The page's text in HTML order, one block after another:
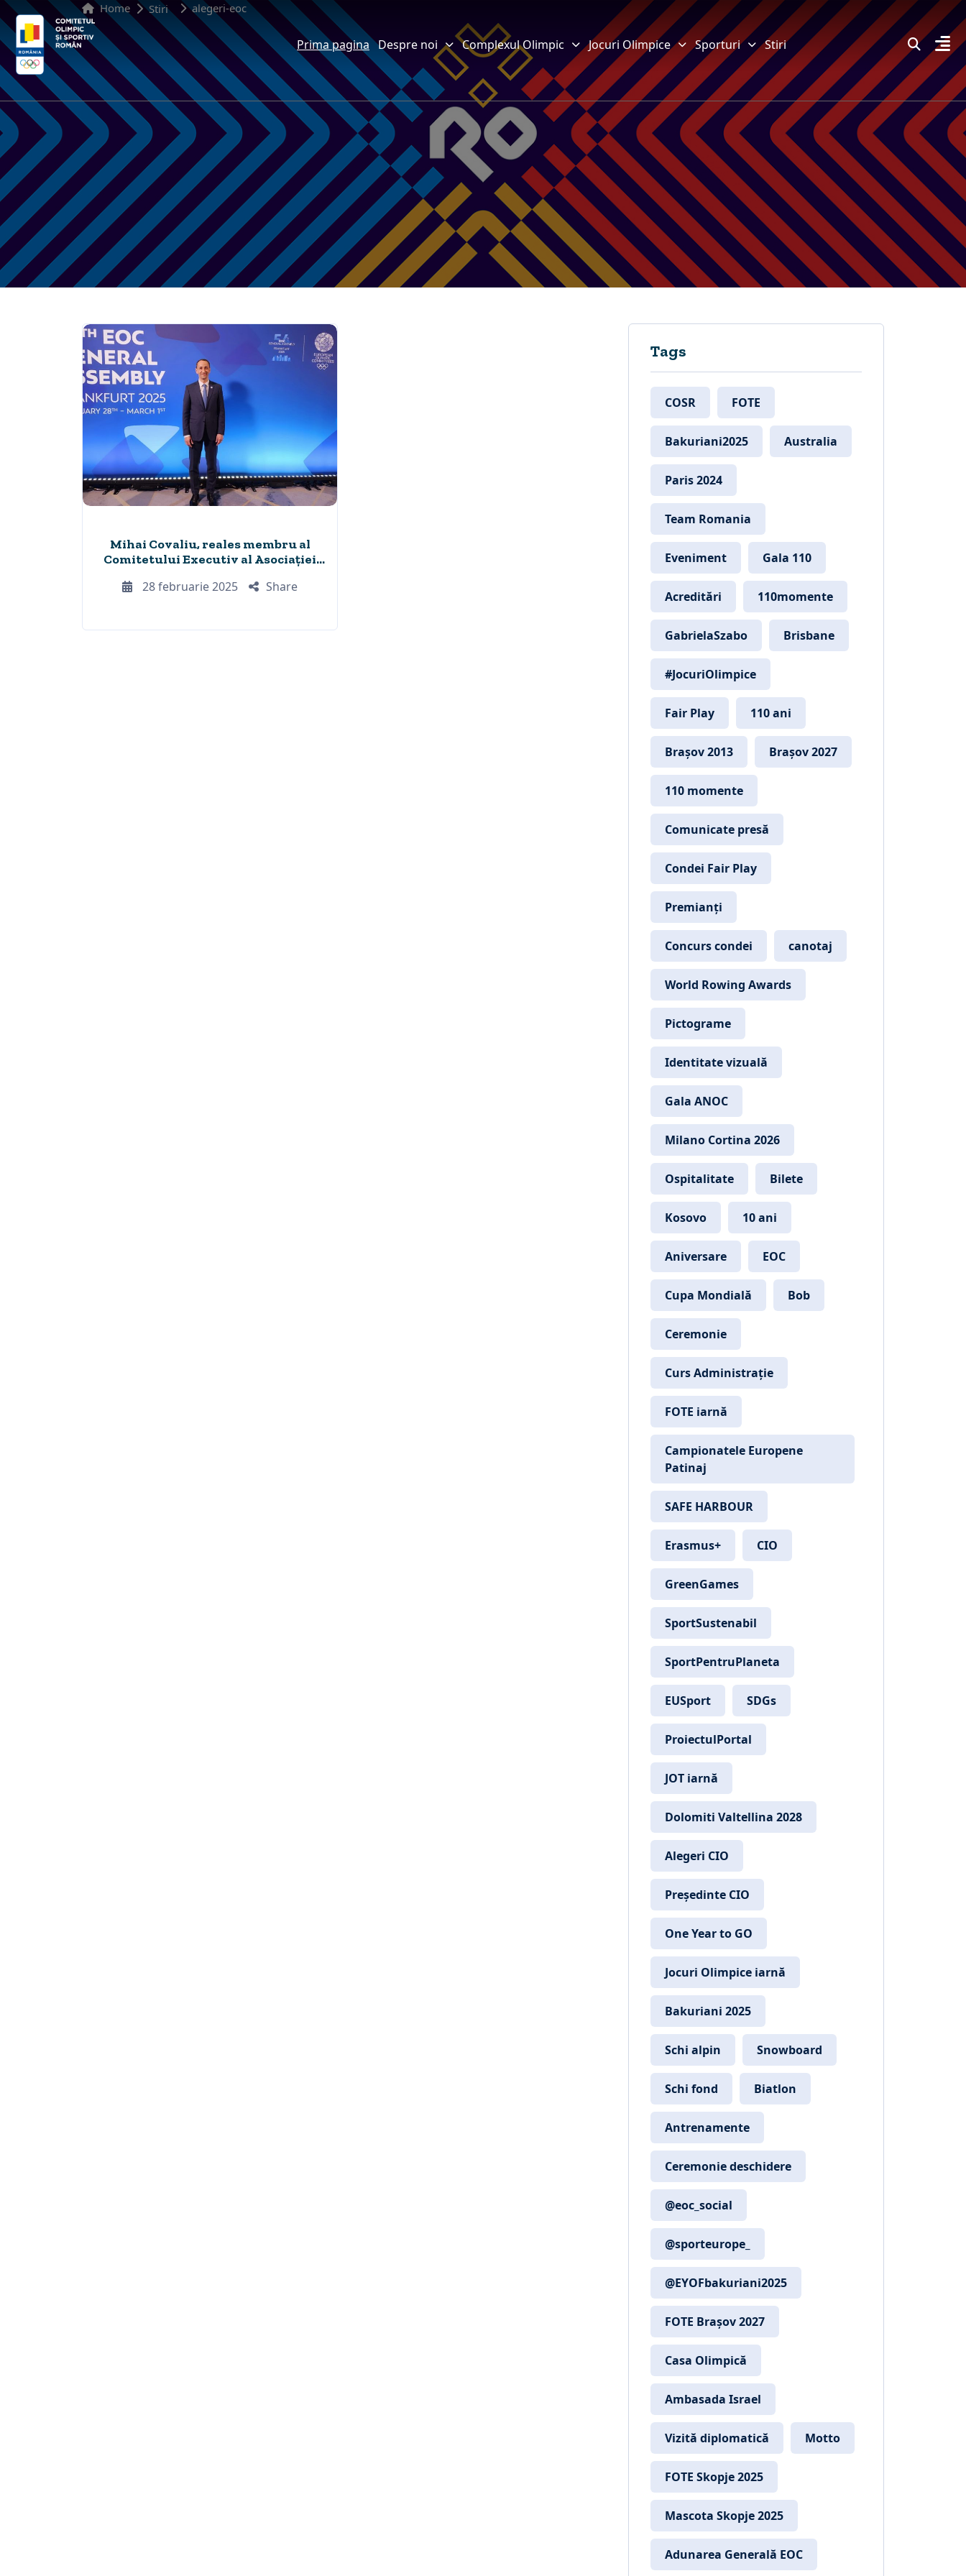
Prima pagina Despre noi Complexul Olimpic Jocuri Olimpice Sporturi Stiri
Home Stiri alegeri-eoc
Mihai Covaliu, reales membru al
Comitetului Executiv al Asociației
28 februarie 2025 Share
Tags
COSR FOTE
Bakuriani2025 Australia
Paris 2024
Team Romania
Eveniment Gala 110
Acreditări 110momente
GabrielaSzabo Brisbane
#JocuriOlimpice
Fair Play 110 ani
Brașov 2013 Brașov 2027
110 momente
Comunicate presă
Condei Fair Play
Premianți
Concurs condei canotaj
World Rowing Awards
Pictograme
Identitate vizuală
Gala ANOC
Milano Cortina 2026
Ospitalitate Bilete
Kosovo 10 ani
Aniversare EOC
Cupa Mondială Bob
Ceremonie
Curs Administrație
FOTE iarnă
Campionatele Europene
Patinaj
SAFE HARBOUR
Erasmus+ CIO
GreenGames
SportSustenabil
SportPentruPlaneta
EUSport SDGs
ProiectulPortal
JOT iarnă
Dolomiti Valtellina 2028
Alegeri CIO
Președinte CIO
One Year to GO
Jocuri Olimpice iarnă
Bakuriani 2025
Schi alpin Snowboard
Schi fond Biatlon
Antrenamente
Ceremonie deschidere
@eoc_social
@sporteurope_
@EYOFbakuriani2025
FOTE Brașov 2027
Casa Olimpică
Ambasada Israel
Vizită diplomatică Motto
FOTE Skopje 2025
Mascota Skopje 2025
Adunarea Generală EOC